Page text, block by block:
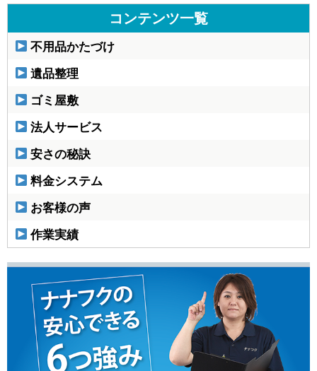
コンテンツ一覧
不用品かたづけ
遺品整理
ゴミ屋敷
法人サービス
安さの秘訣
料金システム
お客様の声
作業実績